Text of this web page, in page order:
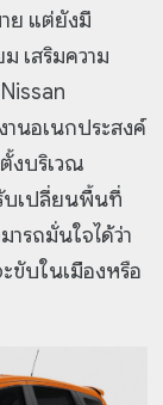
ย แต่ยังมี
เสริมความ
นอเนกประสงค์
งบริเวณ
บเปลี่ยนพื้นที่
ารถมั่นใจได้ว่า
ขับในเมืองหรือ